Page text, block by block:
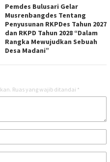
Pemdes Bulusari Gelar
Musrenbangdes Tentang
Penyusunan RKPDes Tahun 2027
dan RKPD Tahun 2028 “Dalam
Rangka Mewujudkan Sebuah
Desa Madani”
Ruas yang wajib ditandai *